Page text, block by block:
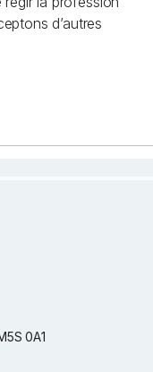
d’autres
0A1